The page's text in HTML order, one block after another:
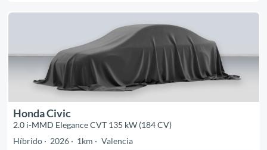
Honda Civic
2.0 i-MMD Elegance CVT 135 kW (184 CV)
Híbrido
2026 1km Valencia